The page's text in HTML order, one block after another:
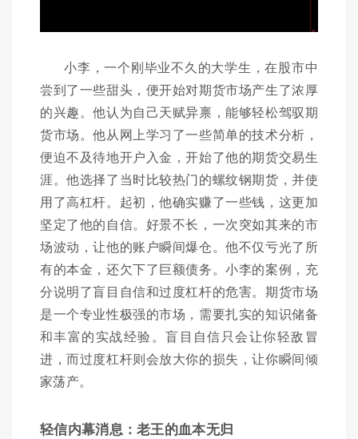
小李，一个刚毕业不久的大学生，在股市中
尝到了一些甜头，便开始对期货市场产生了浓厚
的兴趣。他认为自己天赋异禀，能够轻松驾驭期
货市场。他从网上学习了一些简单的技术分析，
便迫不及待地开户入金，开始了他的期货交易生
涯。他选择了当时比较热门的螺纹钢期货，并使
用了高杠杆。起初，他确实赚了一些钱，这更加
坚定了他的自信。好景不长，一次突如其来的市
场波动，让他的账户瞬间爆仓。他不仅亏光了所
有的本金，还欠下了巨额债务。小李的案例，充
分说明了盲目自信和过度杠杆的危害。期货市场
是一个专业性极强的市场，需要扎实的知识储备
和丰富的实战经验。盲目自信只会让你轻敌冒
进，而过度杠杆则会放大你的损失，让你瞬间倾
家荡产。
轻信内幕消息：老王的血本无归